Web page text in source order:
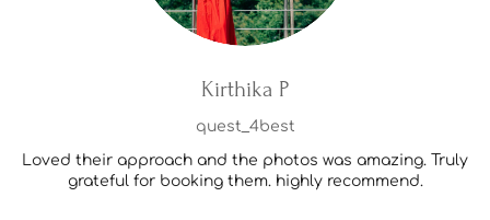
Kirthika P
quest_4best
Loved their approach and the photos was amazing. Truly
grateful for booking them. highly recommend.